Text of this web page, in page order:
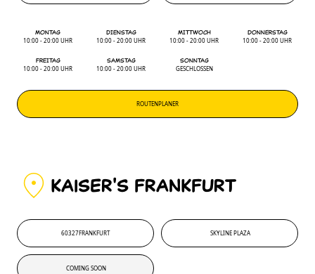
ROUTENPLANER
MONTAG
10:00 - 20:00 UHR
DIENSTAG
10:00 - 20:00 UHR
MITTWOCH
10:00 - 20:00 UHR
DONNERSTAG
10:00 - 20:00 UHR
FREITAG
10:00 - 20:00 UHR
SAMSTAG
10:00 - 20:00 UHR
SONNTAG
GESCHLOSSEN
KAiSER'S FRANKFURT
60327FRANKFURT
SKYLINE PLAZA
COMING SOON